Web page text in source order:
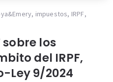
, impuestos, IRPF,
sobre los
del IRPF,
Ley 9/2024